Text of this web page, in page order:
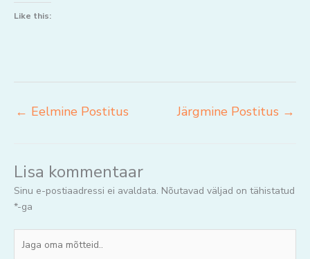
Like this:
← Eelmine Postitus Järgmine Postitus →
Lisa kommentaar
Sinu e-postiaadressi ei avaldata. Nõutavad väljad on tähistatud
*-ga
oma